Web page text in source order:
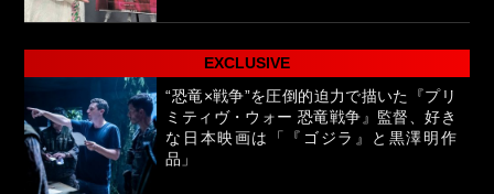
EXCLUSIVE
“恐竜×戦争”を圧倒的迫力で描いた『プリ
ミティヴ・ウォー 恐竜戦争』監督、好き
な日本映画は「『ゴジラ』と黒澤明作
品」